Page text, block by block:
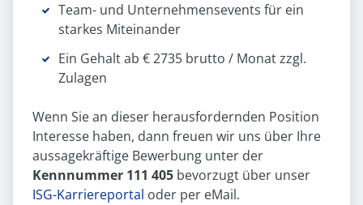
Team- und Unternehmensevents für ein
starkes Miteinander
Ein Gehalt ab € 2735 brutto / Monat zzgl.
Zulagen
Wenn Sie an dieser herausfordernden Position
Interesse haben, dann freuen wir uns über Ihre
aussagekräftige Bewerbung unter der
Kennnummer 111 405 bevorzugt über unser
ISG-Karriereportal oder per eMail.